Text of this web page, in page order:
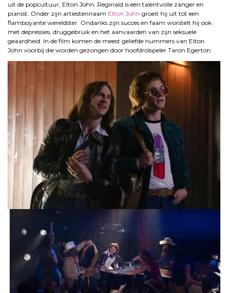
uit de popcultuur, Elton John. Reginald is een talentvolle zanger en
pianist. Onder zijn artiestennaam Elton John groeit hij uit tot een
flamboyante wereldster. Ondanks zijn succes en faam worstelt hij ook
met depressies, druggebruik en het aanvaarden van zijn seksuele
geaardheid. In de film komen de meest geliefde nummers van Elton
John voorbij die worden gezongen door hoofdrolspeler Taron Egerton.